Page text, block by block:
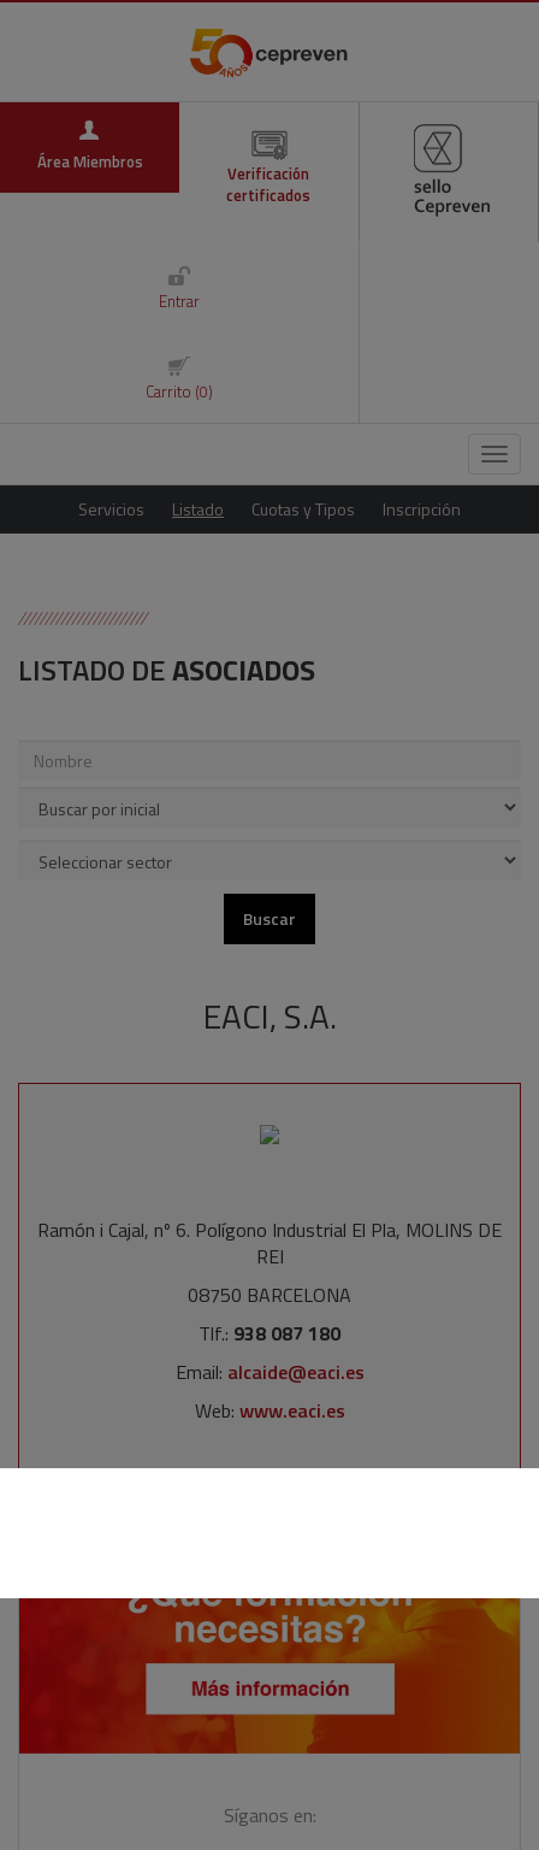
Área Miembros
Verificación
certificados
Entrar
Carrito (0)
Menú
Servicios Listado Cuotas y Tipos Inscripción
LISTADO DEASOCIADOS
EACI, S.A.
Ramón i Cajal, nº 6. Polígono Industrial El Pla, MOLINS DE
REI
08750 BARCELONA
Tlf.: 938 087 180
Email: alcaide@eaci.es
Web: www.eaci.es
Síganos en: